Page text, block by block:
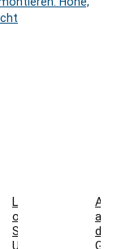
Landhausdiele
oder
Schiffsboden:
Unterschiede
auf
den
Grill